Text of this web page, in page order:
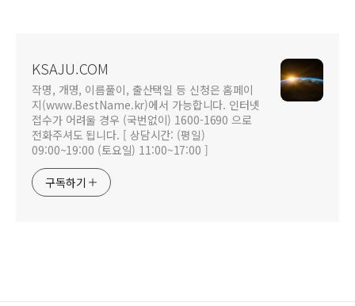
KSAJU.COM
작명, 개명, 이름풀이, 출산택일 등 신청은 홈페이
지(www.BestName.kr)에서 가능합니다. 인터넷
접수가 어려울 경우 (국번없이) 1600-1690 으로
전화주셔도 됩니다. [ 상담시간: (평일)
09:00~19:00 (토요일) 11:00~17:00 ]
구독하기